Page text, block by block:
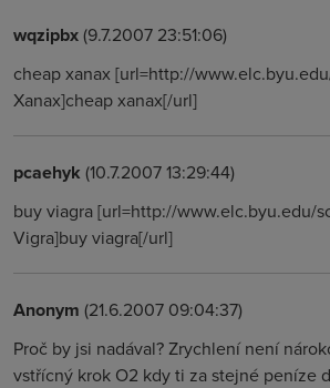
wqzipbx(9.7.2007 23:51:06)
cheap xanax [url=http://
Xanax]cheap xanax[/url]
pcaehyk (10.7.2007 13:29:44)
buy viagra [url=http://www.elc.byu.edu/
Vigra]buy viagra[/url]
Anonym (21.6.2007 09:04:37)
Proč by jsi nadával? Zrychlení není
vstřícný krok O2 kdy ti za stejné peníze